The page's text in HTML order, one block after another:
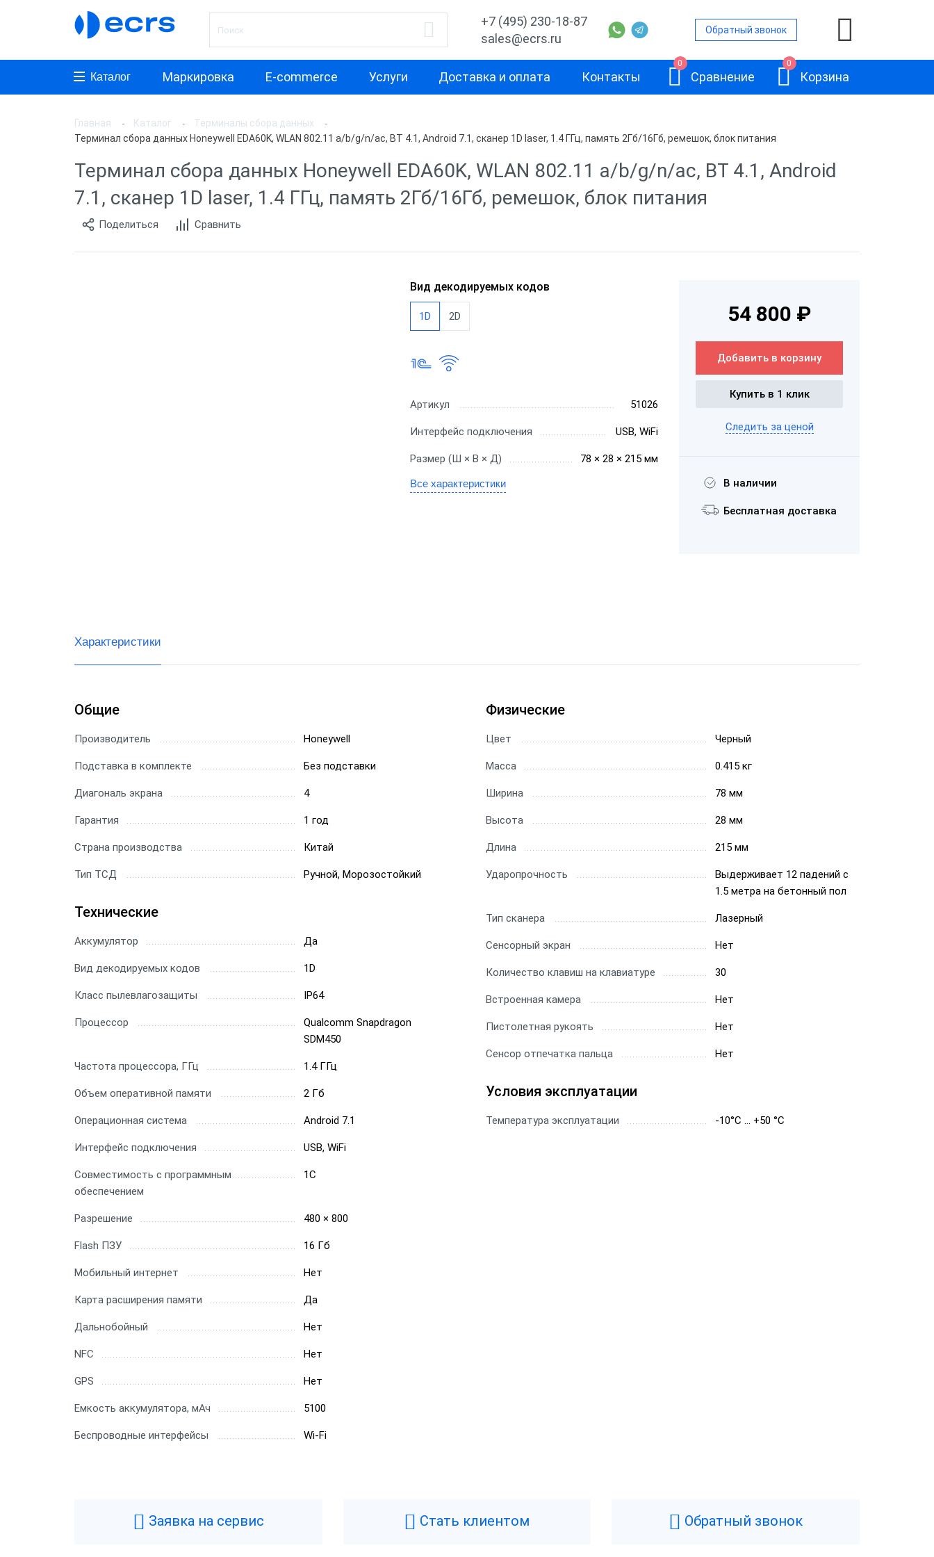
+7 (495) 230-18-87
sales@ecrs.ru
Обратный звонок
Каталог Маркировка E-commerce Услуги Доставка и оплата Контакты
0
Сравнение
0
Корзина
Производитель
сбора данных
Наручный терминал
1С
Терминал сбора данных
Со встроенным
Главная Каталог
Терминалы сбора данных
Терминал сбора данных Honeywell EDA60K, WLAN 802.11 a/b/g/n/ac, BT 4.1, Android 7.1, сканер 1D laser, 1.4 ГГц, память 2Гб/16Гб, ремешок, блок питания
Терминал сбора данных Honeywell EDA60K, WLAN 802.11 a/b/g/n/ac, BT 4.1, Android
7.1, сканер 1D laser, 1.4 ГГц, память 2Гб/16Гб, ремешок, блок питания
Поделиться Сравнить
Вид декодируемых кодов
1D 2D
Артикул 51026
Интерфейс подключения USB, WiFi
Размер (Ш × В × Д) 78 × 28 × 215 мм
Все характеристики
54 800 ₽
Добавить в корзину
Купить в 1 клик
Следить за ценой
В наличии
Бесплатная доставка
Характеристики
Общие
Производитель Honeywell
Подставка в комплекте Без подставки
Диагональ экрана 4
Гарантия 1 год
Страна производства Китай
Тип ТСД Ручной, Морозостойкий
Технические
Аккумулятор Да
Вид декодируемых кодов 1D
Класс пылевлагозащиты IP64
Процессор
Qualcomm Snapdragon
SDM450
Частота процессора, ГГц 1.4 ГГц
Объем оперативной памяти 2 Гб
Операционная система Android 7.1
Интерфейс подключения USB, WiFi
Совместимость с программным
обеспечением
1С
Разрешение 480 × 800
Flash ПЗУ 16 Гб
Мобильный интернет Нет
Карта расширения памяти Да
Дальнобойный Нет
NFC Нет
GPS Нет
Емкость аккумулятора, мАч 5100
Беспроводные интерфейсы Wi-Fi
Физические
Цвет Черный
Масса 0.415 кг
Ширина 78 мм
Высота 28 мм
Длина 215 мм
Ударопрочность
Выдерживает 12 падений с
1.5 метра на бетонный пол
Тип сканера Лазерный
Сенсорный экран Нет
Количество клавиш на клавиатуре 30
Встроенная камера Нет
Пистолетная рукоять Нет
Сенсор отпечатка пальца Нет
Условия эксплуатации
Температура эксплуатации -10°C ... +50 °C
Заявка на сервис Стать клиентом Обратный звонок